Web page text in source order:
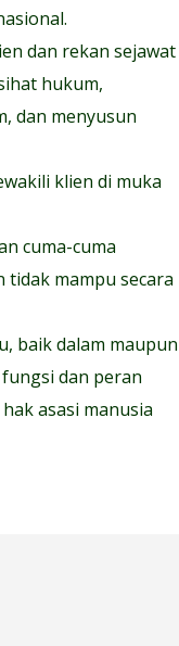
dan rekan sejawat
hukum,
dan menyusun
klien di muka
cuma-cuma
tidak mampu secara
baik dalam maupun
dan peran
asasi manusia